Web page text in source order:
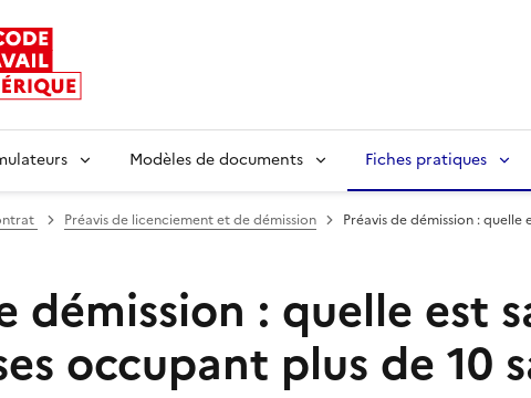
Modèles de documents Fiches pratiques
Préavis de licenciement et de démission Préavis de démission : quelle
démission : quelle est
occupant plus de 10